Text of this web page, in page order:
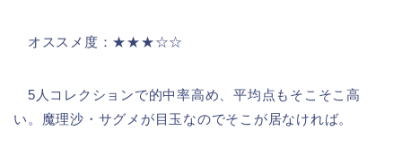
オススメ度：★★★☆☆
5人コレクションで的中率高め、平均点もそこそこ高
い。魔理沙・サグメが目玉なのでそこが居なければ。